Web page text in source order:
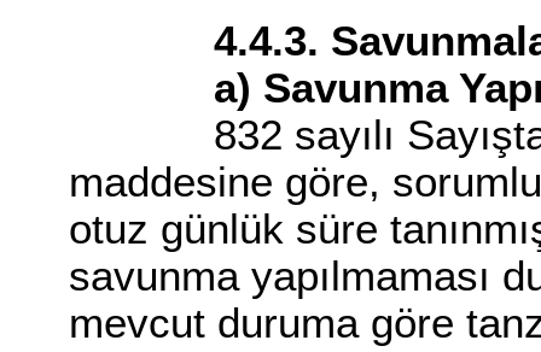
4.4.3.
a) Savunma
832 sayılı
maddesine göre,
otuz günlük süre
savunma yapılmaması
mevcut duruma göre